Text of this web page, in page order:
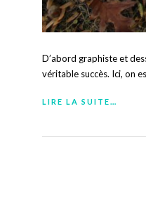
D’abord graphiste et
véritable succès. Ici, on
LIRE LA SUITE…